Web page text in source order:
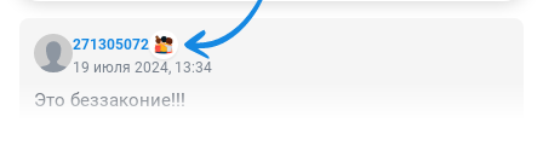
271305072
19 июля 2024, 13:34
Это беззаконие!!!